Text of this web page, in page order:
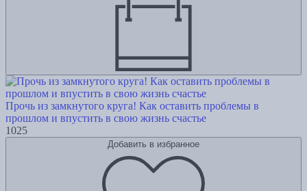
Прочь из замкнутого круга! Как оставить проблемы в
прошлом и впустить в свою жизнь счастье
1025
Добавить в избранное